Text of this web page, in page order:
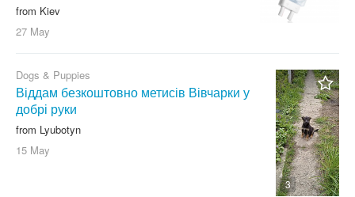
from Kiev
27 May
3
Dogs & Puppies
Віддам безкоштовно метисів Вівчарки у
добрі руки
from Lyubotyn
15 May